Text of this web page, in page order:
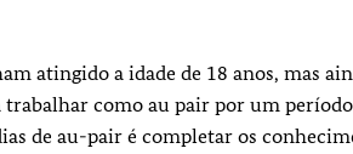
atingido a idade de 18 anos, mas
como au pair por um
de au-pair é completar os